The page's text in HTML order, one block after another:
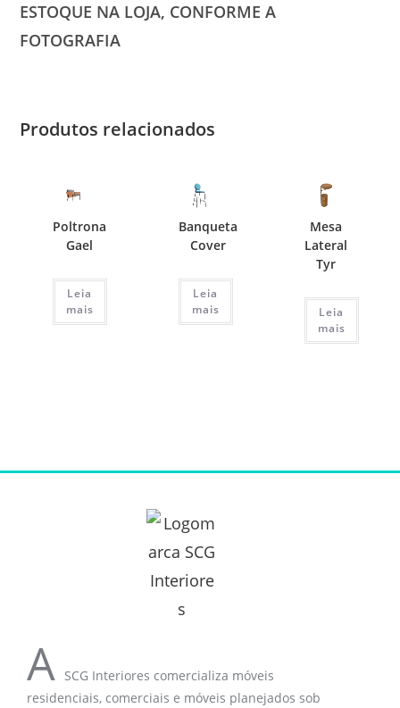
ESTOQUE NA LOJA, CONFORME A
FOTOGRAFIA
Produtos relacionados
Poltrona
Gael
Leia
mais
Banqueta
Cover
Leia
mais
Mesa
Lateral
Tyr
Leia
mais
A SCG Interiores comercializa móveis
residenciais, comerciais e móveis planejados sob